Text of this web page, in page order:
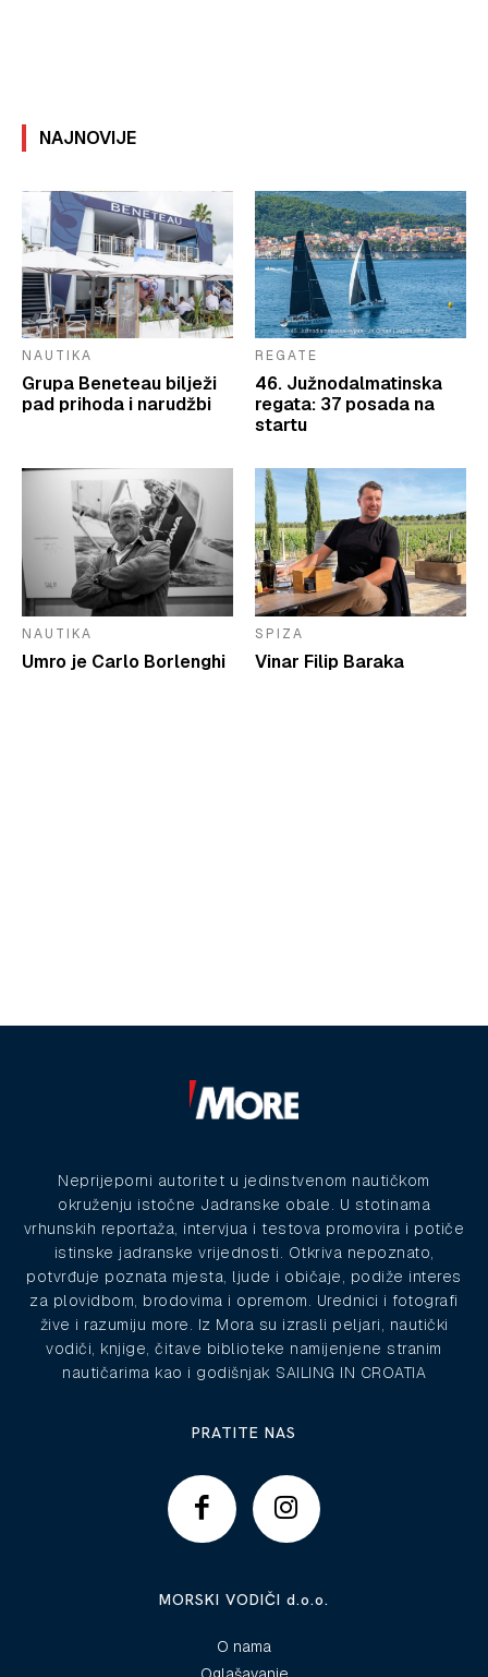
NAJNOVIJE
NAUTIKA
Grupa Beneteau bilježi
pad prihoda i narudžbi
REGATE
46. Južnodalmatinska
regata: 37 posada na
startu
NAUTIKA
Umro je Carlo Borlenghi
SPIZA
Vinar Filip Baraka
Neprijeporni autoritet u jedinstvenom nautičkom
okruženju istočne Jadranske obale. U stotinama
vrhunskih reportaža, intervjua i testova promovira i potiče
istinske jadranske vrijednosti. Otkriva nepoznato,
potvrđuje poznata mjesta, ljude i običaje, podiže interes
za plovidbom, brodovima i opremom. Urednici i fotografi
žive i razumiju more. Iz Mora su izrasli peljari, nautički
vodiči, knjige, čitave biblioteke namijenjene stranim
nautičarima kao i godišnjak SAILING IN CROATIA
PRATITE NAS
MORSKI VODIČI d.o.o.
O nama